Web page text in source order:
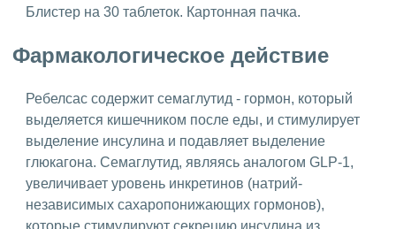
Блистер на 30 таблеток. Картонная пачка.
Фармакологическое действие
Ребелсас содержит семаглутид - гормон, который
выделяется кишечником после еды, и стимулирует
выделение инсулина и подавляет выделение
глюкагона. Семаглутид, являясь аналогом GLP-1,
увеличивает уровень инкретинов (натрий-
независимых сахаропонижающих гормонов),
которые стимулируют секрецию инсулина из